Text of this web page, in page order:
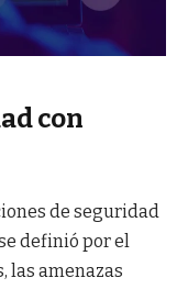
con
de seguridad
definió por el
las amenazas